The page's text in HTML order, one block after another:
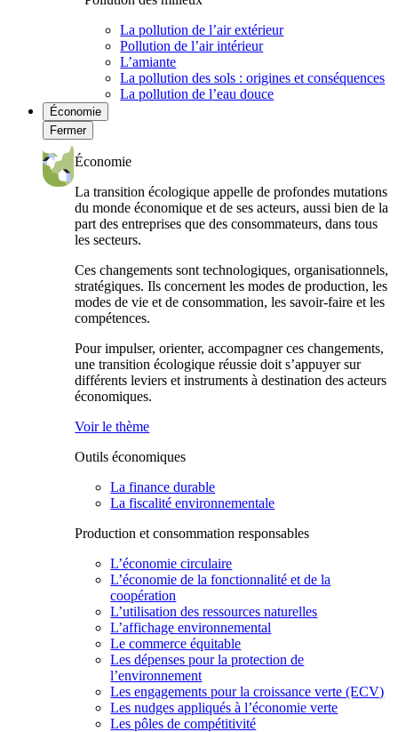
La pollution de l’air extérieur
Pollution de l’air intérieur
L’amiante
La pollution des sols : origines et conséquences
La pollution de l’eau douce
Économie
Fermer
Économie
La transition écologique appelle de profondes mutations
du monde économique et de ses acteurs, aussi bien de la
part des entreprises que des consommateurs, dans tous
les secteurs.
Ces changements sont technologiques, organisationnels,
stratégiques. Ils concernent les modes de production, les
modes de vie et de consommation, les savoir-faire et les
compétences.
Pour impulser, orienter, accompagner ces changements,
une transition écologique réussie doit s’appuyer sur
différents leviers et instruments à destination des acteurs
économiques.
Voir le thème
Outils économiques
La finance durable
La fiscalité environnementale
Production et consommation responsables
L’économie circulaire
L’économie de la fonctionnalité et de la
coopération
L’utilisation des ressources naturelles
L’affichage environnemental
Le commerce équitable
Les dépenses pour la protection de
l’environnement
Les engagements pour la croissance verte (ECV)
Les nudges appliqués à l’économie verte
Les pôles de compétitivité